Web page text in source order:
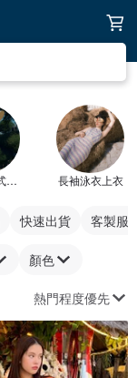
長袖兩件式泳衣 長袖泳衣上衣
快速出貨 客製服
顏色
熱門程度優先